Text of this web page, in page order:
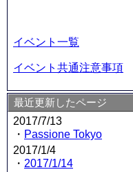
イベント一覧
イベント共通注意事項
最近更新したページ
2017/7/13
・ Passione Tokyo
2017/1/4
・ 2017/1/14